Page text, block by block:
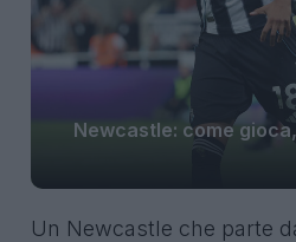
Newcastle: come
Un Newcastle che parte